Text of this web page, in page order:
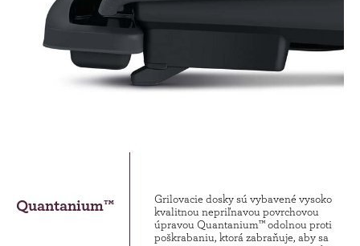
Quantanium™
Grilovacie dosky sú vybavené vysoko
kvalitnou nepriľnavou povrchovou
úpravou Quantanium™ odolnou proti
poškrabaniu, ktorá zabraňuje, aby sa